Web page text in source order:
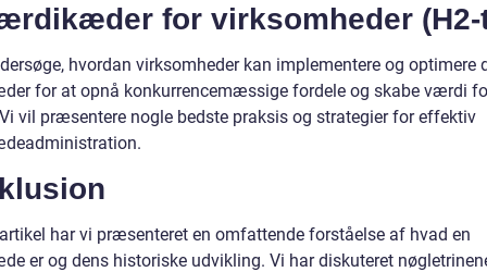
for virksomheder (H2-
hvordan virksomheder kan implementere og optimere
for at opnå konkurrencemæssige fordele og skabe værdi
vil præsentere nogle bedste praksis og strategier for effektiv
har vi præsenteret en omfattende forståelse af hvad en
er og dens historiske udvikling. Vi har diskuteret